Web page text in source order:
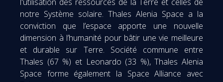
notre Système solaire. Thales Alenia Space a la
conviction que l’espace apporte une nouvelle
dimension à l’humanité pour bâtir une vie meilleure
et durable sur Terre. Société commune entre
Thales (67 %) et Leonardo (33 %), Thales Alenia
Space forme également la Space Alliance avec